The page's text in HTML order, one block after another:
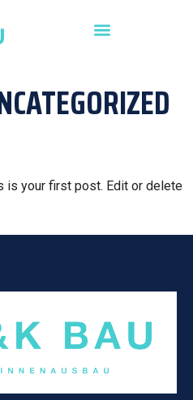
is your first post. Edit or delete